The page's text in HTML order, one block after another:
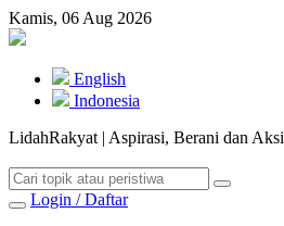
Kamis, 06 Aug 2026
English
Indonesia
LidahRakyat | Aspirasi, Berani dan Aksi
Login / Daftar